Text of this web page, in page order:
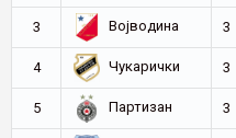
3 Војводина 3
4 Чукарички 3
5 Партизан 3